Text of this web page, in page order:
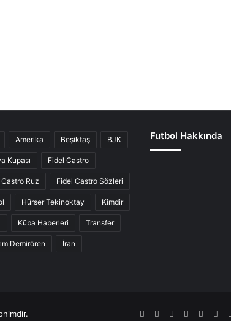
Amerika Beşiktaş BJK
Kupası Fidel Castro
Ruz Fidel Castro Sözleri
Hürser Tekinoktay Kimdir
Küba Haberleri Transfer
Demirören İran
Futbol Hakkında
RSS Facebook
TwitterPinterest